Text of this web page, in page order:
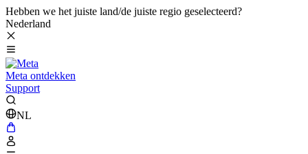
Hebben we het juiste land/de juiste regio geselecteerd?
Nederland
Meta ontdekken
Support
NL